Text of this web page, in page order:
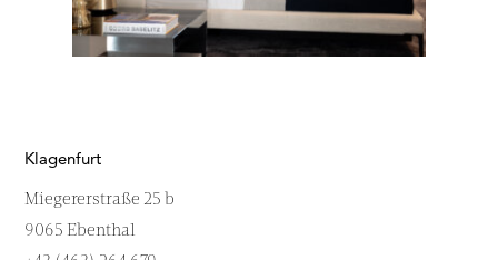
Klagenfurt
Miegererstraße 25 b
9065 Ebenthal